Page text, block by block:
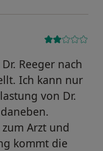
Reeger nach
Ich kann nur
von Dr.
Arzt und
kommt die